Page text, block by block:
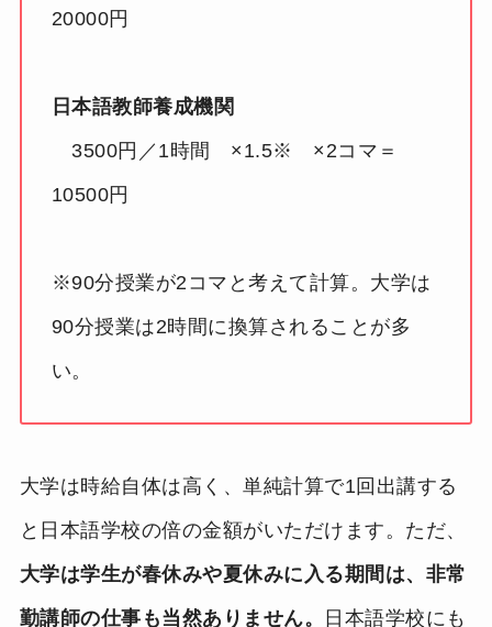
20000円
日本語教師養成機関
3500円／1時間 ×1.5※ ×2コマ＝
10500円
※90分授業が2コマと考えて計算。大学は
90分授業は2時間に換算されることが多
い。
大学は時給自体は高く、単純計算で1回出講する
と日本語学校の倍の金額がいただけます。ただ、
大学は学生が春休みや夏休みに入る期間は、非常
勤講師の仕事も当然ありません。
日本語学校にも